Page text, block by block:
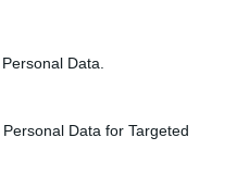
Data.
Data for Targeted
Guarda
guardano